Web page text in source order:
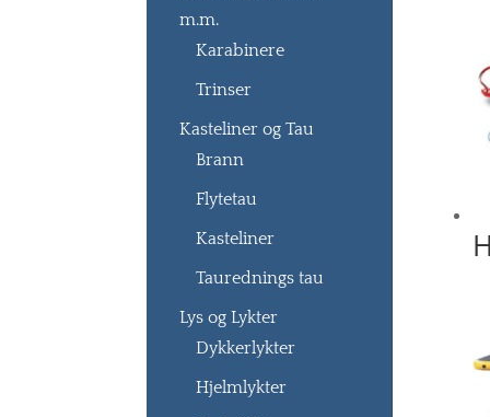
m.m.
Karabinere
Trinser
Kasteliner og Tau
Brann
Flytetau
Kasteliner
Taurednings tau
Lys og Lykter
Dykkerlykter
Hjelmlykter